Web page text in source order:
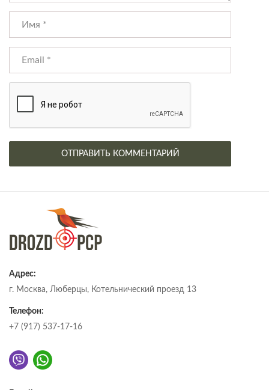
Адрес:
г. Москва, Люберцы, Котельнический проезд 13
Телефон:
+7 (917) 537-17-16